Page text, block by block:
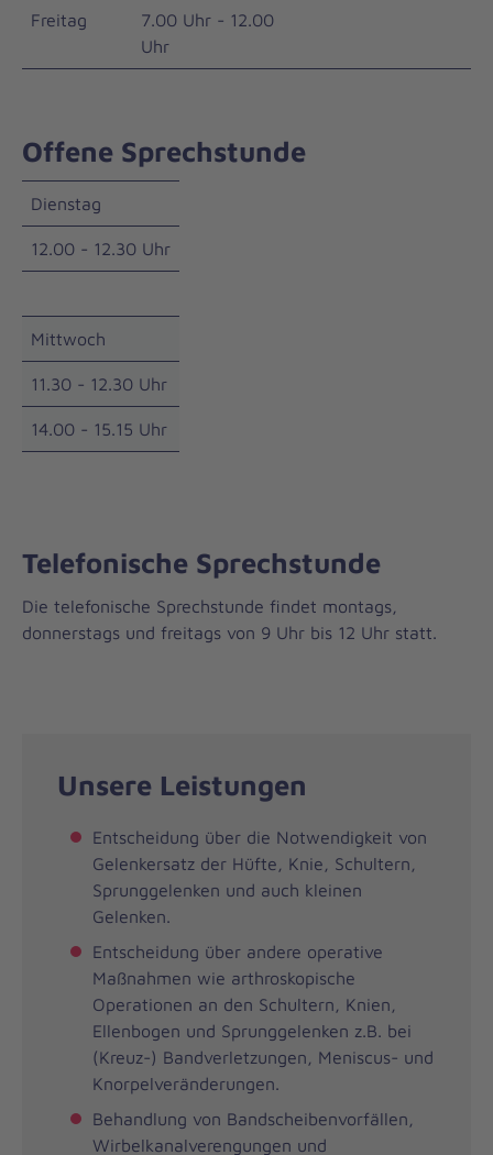
Freitag
7.00 Uhr - 12.00
Uhr
Offene Sprechstunde
Dienstag
12.00 - 12.30 Uhr
Mittwoch
11.30 - 12.30 Uhr
14.00 - 15.15 Uhr
Telefonische Sprechstunde
Die telefonische Sprechstunde findet montags,
donnerstags und freitags von 9 Uhr bis 12 Uhr statt.
Unsere Leistungen
Entscheidung über die Notwendigkeit von
Gelenkersatz der Hüfte, Knie, Schultern,
Sprunggelenken und auch kleinen
Gelenken.
Entscheidung über andere operative
Maßnahmen wie arthroskopische
Operationen an den Schultern, Knien,
Ellenbogen und Sprunggelenken z.B. bei
(Kreuz-) Bandverletzungen, Meniscus- und
Knorpelveränderungen.
Behandlung von Bandscheibenvorfällen,
Wirbelkanalverengungen und